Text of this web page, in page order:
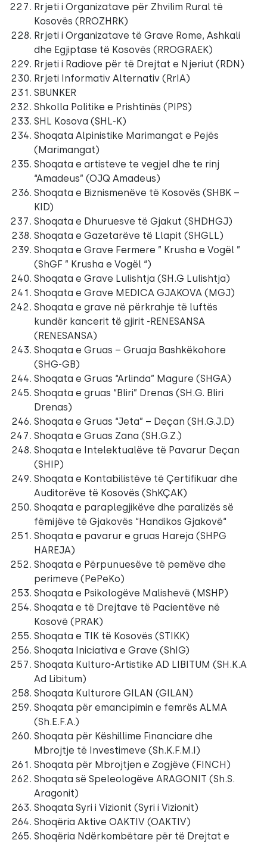
Rrjeti i Organizatave për Zhvilim Rural të
Kosovës (RROZHRK)
Rrjeti i Organizatave të Grave Rome, Ashkali
dhe Egjiptase të Kosovës (RROGRAEK)
Rrjeti i Radiove për të Drejtat e Njeriut (RDN)
Rrjeti Informativ Alternativ (RrIA)
SBUNKER
Shkolla Politike e Prishtinës (PIPS)
SHL Kosova (SHL-K)
Shoqata Alpinistike Marimangat e Pejës
(Marimangat)
Shoqata e artisteve te vegjel dhe te rinj
“Amadeus” (OJQ Amadeus)
Shoqata e Biznismenëve të Kosovës (SHBK –
KID)
Shoqata e Dhuruesve të Gjakut (SHDHGJ)
Shoqata e Gazetarëve të Llapit (SHGLL)
Shoqata e Grave Fermere ” Krusha e Vogël ”
(ShGF ” Krusha e Vogël “)
Shoqata e Grave Lulishtja (SH.G Lulishtja)
Shoqata e Grave MEDICA GJAKOVA (MGJ)
Shoqata e grave në përkrahje të luftës
kundër kancerit të gjirit -RENESANSA
(RENESANSA)
Shoqata e Gruas – Gruaja Bashkëkohore
(SHG-GB)
Shoqata e Gruas “Arlinda” Magure (SHGA)
Shoqata e gruas “Bliri” Drenas (SH.G. Bliri
Drenas)
Shoqata e Gruas “Jeta” – Deçan (SH.G.J.D)
Shoqata e Gruas Zana (SH.G.Z.)
Shoqata e Intelektualëve të Pavarur Deçan
(SHIP)
Shoqata e Kontabilistëve të Çertifikuar dhe
Auditorëve të Kosovës (ShKÇAK)
Shoqata e paraplegjikëve dhe paralizës së
fëmijëve të Gjakovës “Handikos Gjakovë“
Shoqata e pavarur e gruas Hareja (SHPG
HAREJA)
Shoqata e Përpunuesëve të pemëve dhe
perimeve (PePeKo)
Shoqata e Psikologëve Malishevë (MSHP)
Shoqata e të Drejtave të Pacientëve në
Kosovë (PRAK)
Shoqata e TIK të Kosovës (STIKK)
Shoqata Iniciativa e Grave (ShIG)
Shoqata Kulturo-Artistike AD LIBITUM (SH.K.A
Ad Libitum)
Shoqata Kulturore GILAN (GILAN)
Shoqata për emancipimin e femrës ALMA
(Sh.E.F.A.)
Shoqata për Këshillime Financiare dhe
Mbrojtje të Investimeve (Sh.K.F.M.I)
Shoqata për Mbrojtjen e Zogjëve (FINCH)
Shoqata së Speleologëve ARAGONIT (Sh.S.
Aragonit)
Shoqata Syri i Vizionit (Syri i Vizionit)
Shoqëria Aktive OAKTIV (OAKTIV)
Shoqëria Ndërkombëtare për të Drejtat e